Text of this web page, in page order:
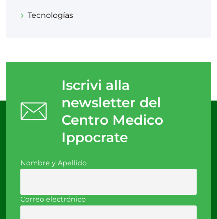
Tecnologías
Iscrivi alla
newsletter del
Centro Medico
Ippocrate
Nombre y Apellido
Correo electrónico